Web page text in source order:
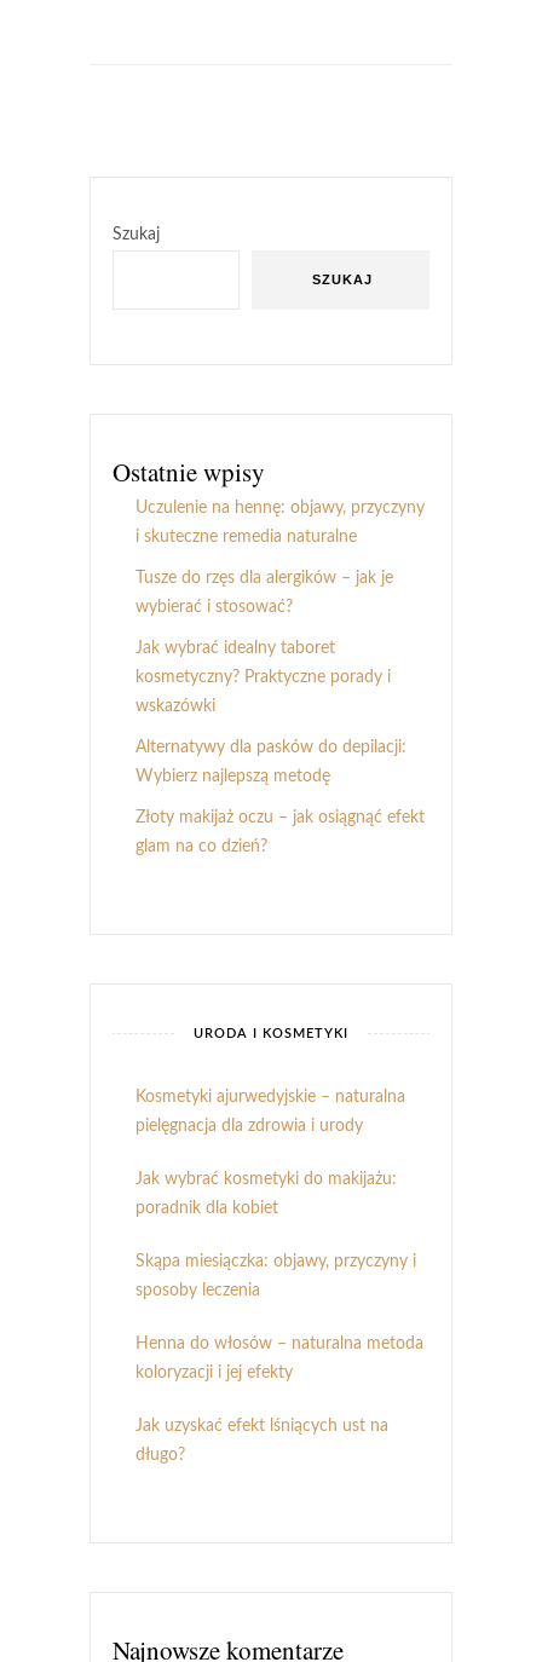
Szukaj
SZUKAJ
Ostatnie wpisy
Uczulenie na hennę: objawy, przyczyny
i skuteczne remedia naturalne
Tusze do rzęs dla alergików – jak je
wybierać i stosować?
Jak wybrać idealny taboret
kosmetyczny? Praktyczne porady i
wskazówki
Alternatywy dla pasków do depilacji:
Wybierz najlepszą metodę
Złoty makijaż oczu – jak osiągnąć efekt
glam na co dzień?
URODA I KOSMETYKI
Kosmetyki ajurwedyjskie – naturalna
pielęgnacja dla zdrowia i urody
Jak wybrać kosmetyki do makijażu:
poradnik dla kobiet
Skąpa miesiączka: objawy, przyczyny i
sposoby leczenia
Henna do włosów – naturalna metoda
koloryzacji i jej efekty
Jak uzyskać efekt lśniących ust na
długo?
Najnowsze komentarze